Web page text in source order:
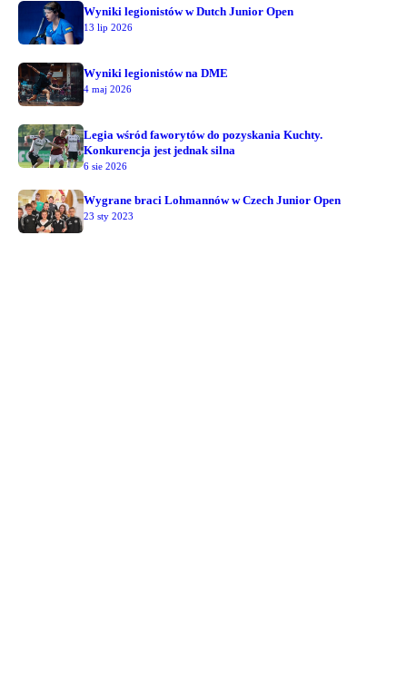
Wyniki legionistów w Dutch Junior Open
13 lip 2026
Wyniki legionistów na DME
4 maj 2026
Legia wśród faworytów do pozyskania Kuchty.
Konkurencja jest jednak silna
6 sie 2026
Wygrane braci Lohmannów w Czech Junior Open
23 sty 2023